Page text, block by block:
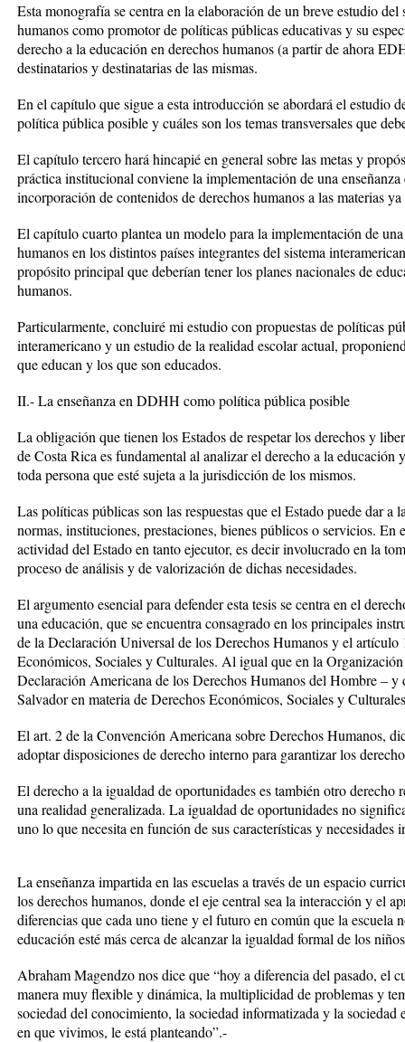
Esta monografía se centra en la elaboración de un breve estudio
humanos como promotor de políticas públicas educativas y su
derecho a la educación en derechos humanos (a partir de ahora
destinatarios y destinatarias de las mismas.
En el capítulo que sigue a esta introducción se abordará el estudio
política pública posible y cuáles son los temas transversales que
El capítulo tercero hará hincapié en general sobre las metas y
práctica institucional conviene la implementación de una
incorporación de contenidos de derechos humanos a las materias ya
El capítulo cuarto plantea un modelo para la implementación de
humanos en los distintos países integrantes del sistema
propósito principal que deberían tener los planes nacionales de
humanos.
Particularmente, concluiré mi estudio con propuestas de políticas
interamericano y un estudio de la realidad escolar actual,
que educan y los que son educados.
II.- La enseñanza en DDHH como política pública posible
La obligación que tienen los Estados de respetar los derechos y
de Costa Rica es fundamental al analizar el derecho a la educación
toda persona que esté sujeta a la jurisdicción de los mismos.
Las políticas públicas son las respuestas que el Estado puede dar a
normas, instituciones, prestaciones, bienes públicos o servicios. En
actividad del Estado en tanto ejecutor, es decir involucrado en la
proceso de análisis y de valorización de dichas necesidades.
El argumento esencial para defender esta tesis se centra en el
una educación, que se encuentra consagrado en los principales
de la Declaración Universal de los Derechos Humanos y el
Económicos, Sociales y Culturales. Al igual que en la
Declaración Americana de los Derechos Humanos del Hombre –
Salvador en materia de Derechos Económicos, Sociales y
El art. 2 de la Convención Americana sobre Derechos Humanos,
adoptar disposiciones de derecho interno para garantizar los
El derecho a la igualdad de oportunidades es también otro derecho
una realidad generalizada. La igualdad de oportunidades no
uno lo que necesita en función de sus características y necesidades
La enseñanza impartida en las escuelas a través de un espacio
los derechos humanos, donde el eje central sea la interacción y el
diferencias que cada uno tiene y el futuro en común que la escuela
educación esté más cerca de alcanzar la igualdad formal de los
Abraham Magendzo nos dice que “hoy a diferencia del pasado, el
manera muy flexible y dinámica, la multiplicidad de problemas y
sociedad del conocimiento, la sociedad informatizada y la sociedad
en que vivimos, le está planteando”.-